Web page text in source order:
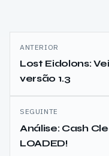
Navegação
de
artigos
ANTERIOR
Lost Eidolons:
versão 1.3
SEGUINTE
Análise: Cash
LOADED!